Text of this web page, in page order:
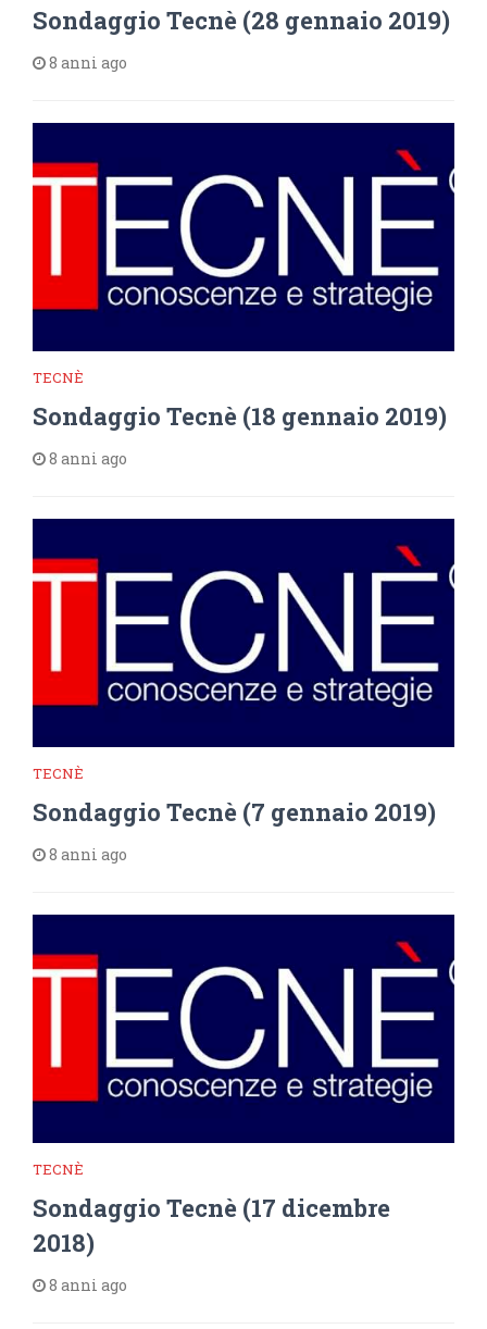
Sondaggio Tecnè (28 gennaio 2019)
8 anni ago
TECNÈ
Sondaggio Tecnè (18 gennaio 2019)
8 anni ago
TECNÈ
Sondaggio Tecnè (7 gennaio 2019)
8 anni ago
TECNÈ
Sondaggio Tecnè (17 dicembre
2018)
8 anni ago